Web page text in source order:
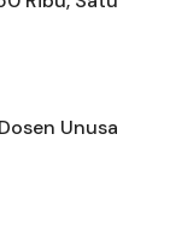
Unusa